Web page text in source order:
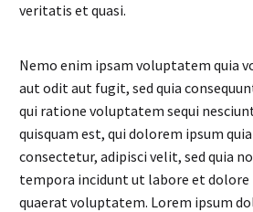
veritatis et quasi.
Nemo enim ipsam voluptatem quia
aut odit aut fugit, sed quia
qui ratione voluptatem sequi
quisquam est, qui dolorem ipsum
consectetur, adipisci velit, sed quia
tempora incidunt ut labore et dolore
quaerat voluptatem. Lorem ipsum